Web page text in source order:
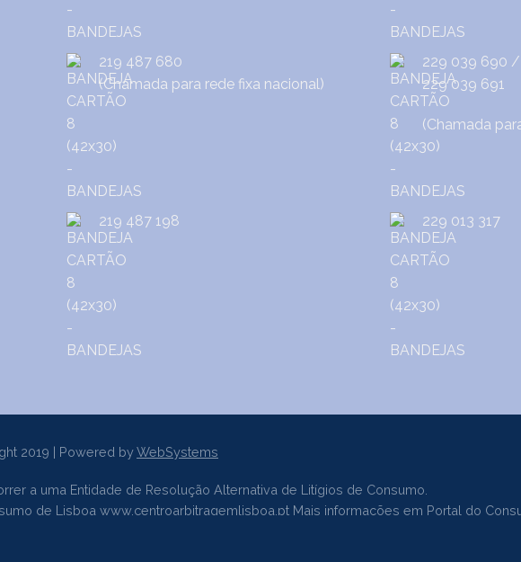
219 487 680
(Chamada para rede fixa nacional)
219 487 198
229 039 690 /
229 039 691
(Chamada
229 013 317
2019 | Powered byWebSystems
a uma Entidade de Resolução Alternativa de Litígios de Consumo.
de Lisboa www.centroarbitragemlisboa.pt Mais informações em Portal do